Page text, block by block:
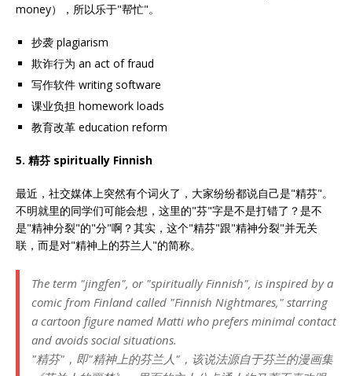
money），所以乐于"帮忙"。
抄袭 plagiarism
欺诈行为 an act of fraud
写作软件 writing software
课业负担 homework loads
教育改革 education reform
5. 精芬 spiritually Finnish
最近，社交媒体上突然有个词火了，大家纷纷都说自己是"精芬"。
不明就里的同学们可能会想，这里的"芬"字是不是打错了？是不
是"精神分裂"的"分"啊？其实，这个"精芬"跟"精神分裂"并无关
联，而是对"精神上的芬兰人"的简称。
The term "jingfen", or "spiritually Finnish", is inspired by a
comic from Finland called "Finnish Nightmares," starring
a cartoon figure named Matti who prefers minimal contact
and avoids social situations.
"精芬"，即"精神上的芬兰人"，该说法源自于芬兰的漫画集